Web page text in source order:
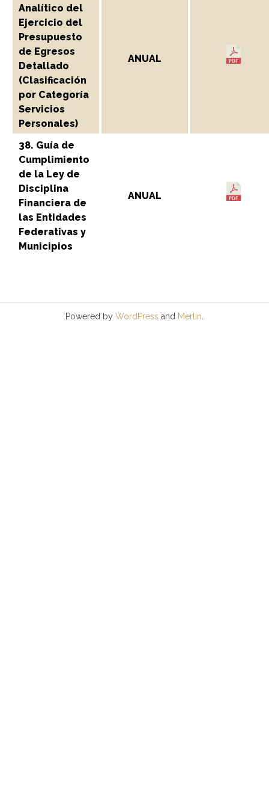
Analítico del
Ejercicio del
Presupuesto
de Egresos
Detallado
(Clasificación
por Categoría
Servicios
Personales)
ANUAL
38. Guía de
Cumplimiento
de la Ley de
Disciplina
Financiera de
las Entidades
Federativas y
Municipios
ANUAL
Powered by WordPress and Merlin